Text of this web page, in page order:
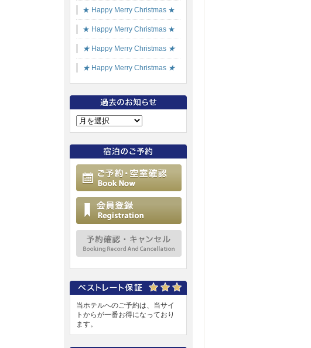
★ Happy Merry Christmas ★
★ Happy Merry Christmas ★
★Happy Merry Christmas ★
★Happy Merry Christmas ★
当ホテルへのご予約は、当サイ
トからが一番お得になっており
ます。